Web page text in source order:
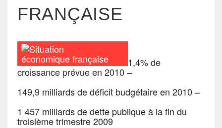
FRANÇAISE
1,4% de
croissance prévue en 2010 –
149,9 milliards de déficit budgétaire en 2010 –
1 457 milliards de dette publique à la fin du
troisième trimestre 2009